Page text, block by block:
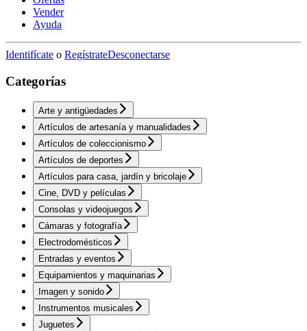
Vender
Ayuda
Identifícate o RegístrateDesconectarse
Categorías
Arte y antigüedades
Artículos de artesanía y manualidades
Artículos de coleccionismo
Artículos de deportes
Artículos para casa, jardín y bricolaje
Cine, DVD y películas
Consolas y videojuegos
Cámaras y fotografía
Electrodomésticos
Entradas y eventos
Equipamientos y maquinarias
Imagen y sonido
Instrumentos musicales
Juguetes